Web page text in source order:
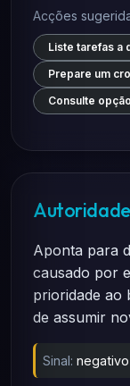
Acções
Liste tarefas a
Prepare um
Consulte
Aponta para
causado por
prioridade ao
de assumir
Sinal: negativo